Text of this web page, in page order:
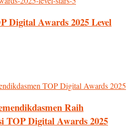
Digital Awards 2025 Level
Raih
TOP Digital Awards 2025